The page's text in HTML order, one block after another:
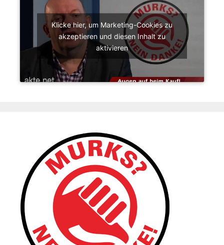
Klicke hier, um Marketing-Cookies zu
akzeptieren und diesen Inhalt zu
aktivieren